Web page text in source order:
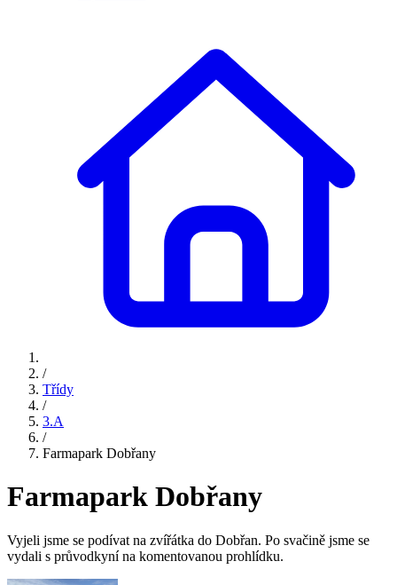
/
Třídy
/
3.A
/
Farmapark Dobřany
Farmapark Dobřany
Vyjeli jsme se podívat na zvířátka do Dobřan. Po svačině jsme se
vydali s průvodkyní na komentovanou prohlídku.